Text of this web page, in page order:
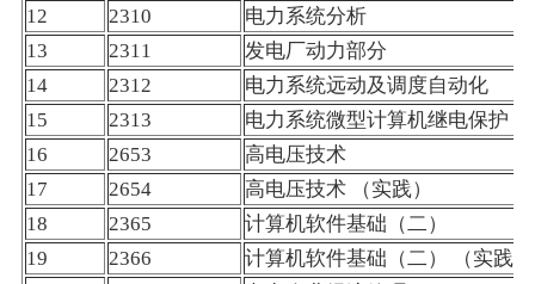
12
2310
电力系统分析
13
2311
发电厂动力部分
14
2312
电力系统远动及调度自动化
15
2313
电力系统微型计算机继电保护
16
2653
高电压技术
17
2654
高电压技术 （实践）
18
2365
计算机软件基础（二）
19
2366
计算机软件基础（二） （实